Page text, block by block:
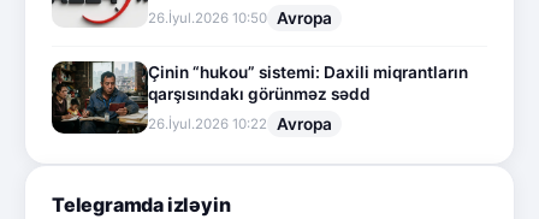
26.İyul.2026 10:50 Avropa
Çinin “hukou” sistemi: Daxili miqrantların
qarşısındakı görünməz sədd
26.İyul.2026 10:22 Avropa
Telegramda izləyin